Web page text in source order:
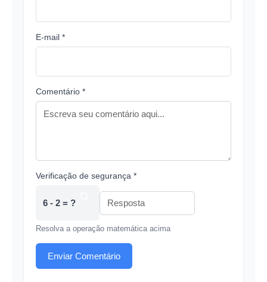
E-mail *
Comentário *
Verificação de segurança *
6 - 2 = ?
Resolva a operação matemática acima
Enviar Comentário